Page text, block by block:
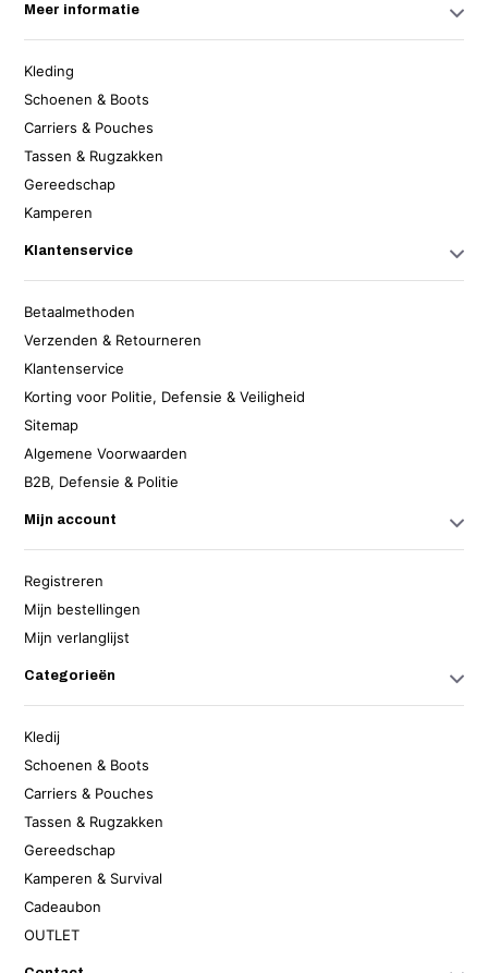
Meer informatie
Kleding
Schoenen & Boots
Carriers & Pouches
Tassen & Rugzakken
Gereedschap
Kamperen
Klantenservice
Betaalmethoden
Verzenden & Retourneren
Klantenservice
Korting voor Politie, Defensie & Veiligheid
Sitemap
Algemene Voorwaarden
B2B, Defensie & Politie
Mijn account
Registreren
Mijn bestellingen
Mijn verlanglijst
Categorieën
Kledij
Schoenen & Boots
Carriers & Pouches
Tassen & Rugzakken
Gereedschap
Kamperen & Survival
Cadeaubon
OUTLET